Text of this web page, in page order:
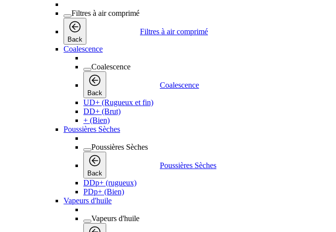
Filtres à air comprimé
Back
Filtres à air comprimé
Coalescence
Coalescence
Back
Coalescence
UD+ (Rugueux et fin)
DD+ (Brut)
+ (Bien)
Poussières Sèches
Poussières Sèches
Back
Poussières Sèches
DDp+ (rugueux)
PDp+ (Bien)
Vapeurs d'huile
Vapeurs d'huile